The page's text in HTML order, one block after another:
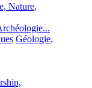
Nature,
Géologie,